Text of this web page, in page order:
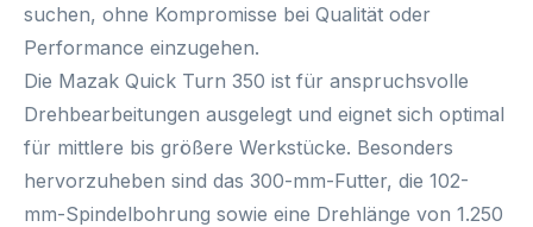
suchen, ohne Kompromisse bei Qualität oder
Performance einzugehen.
Die Mazak Quick Turn 350 ist für anspruchsvolle
Drehbearbeitungen ausgelegt und eignet sich optimal
für mittlere bis größere Werkstücke. Besonders
hervorzuheben sind das 300-mm-Futter, die 102-
mm-Spindelbohrung sowie eine Drehlänge von 1.250